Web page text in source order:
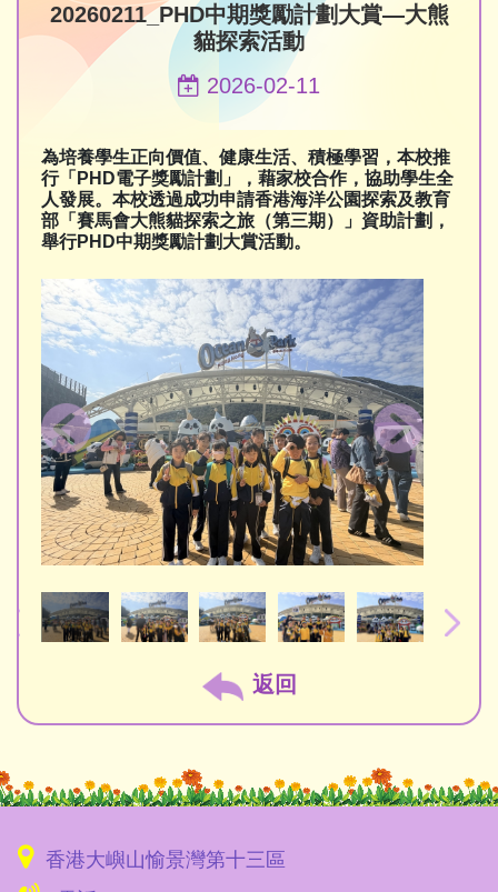
20260211_PHD中期獎勵計劃大賞—大熊
貓探索活動
2026-02-11
為培養學生正向價值、健康生活、積極學習，本校推
行「PHD電子獎勵計劃」，藉家校合作，協助學生全
人發展。本校透過成功申請香港海洋公園探索及教育
部「賽馬會大熊貓探索之旅（第三期）」資助計劃，
舉行PHD中期獎勵計劃大賞活動。
返回
香港大嶼山愉景灣第十三區